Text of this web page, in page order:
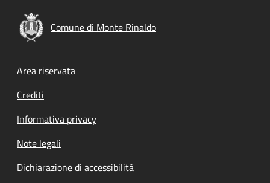
Comune di Monte Rinaldo
Footer menu
Area riservata
Crediti
Informativa privacy
Note legali
Dichiarazione di accessibilità